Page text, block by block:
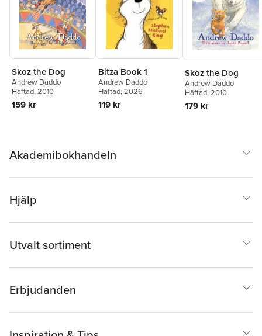
Skoz the Dog
Andrew Daddo
Häftad, 2010
159 kr
Bitza Book 1
Andrew Daddo
Häftad, 2026
119 kr
Skoz the Dog
Andrew Daddo
Häftad, 2010
179 kr
Akademibokhandeln
Hjälp
Utvalt sortiment
Erbjudanden